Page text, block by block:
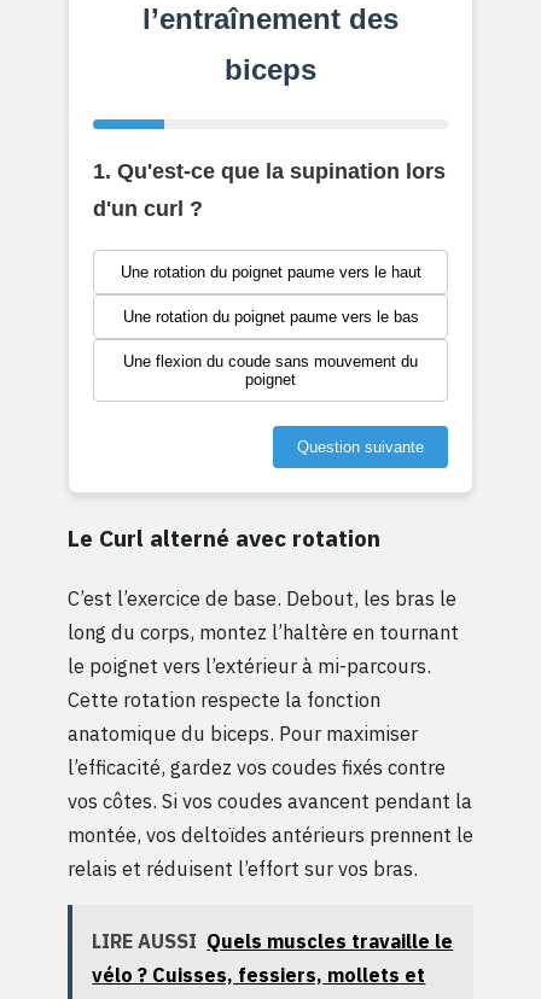
l’entraînement des
biceps
1. Qu'est-ce que la supination lors
d'un curl ?
Une rotation du poignet paume vers le haut
Une rotation du poignet paume vers le bas
Une flexion du coude sans mouvement du
poignet
Question suivante
Le Curl alterné avec rotation
C’est l’exercice de base. Debout, les bras le
long du corps, montez l’haltère en tournant
le poignet vers l’extérieur à mi-parcours.
Cette rotation respecte la fonction
anatomique du biceps. Pour maximiser
l’efficacité, gardez vos coudes fixés contre
vos côtes. Si vos coudes avancent pendant la
montée, vos deltoïdes antérieurs prennent le
relais et réduisent l’effort sur vos bras.
LIRE AUSSI Quels muscles travaille le
vélo ? Cuisses, fessiers, mollets et